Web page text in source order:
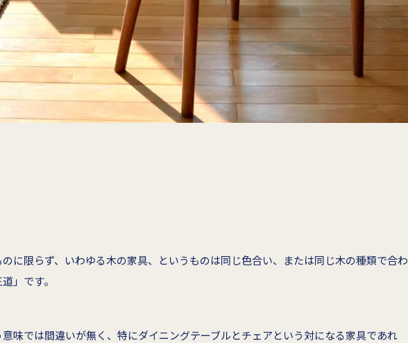
に限らず、いわゆる木の家具、というものは同じ色合い、または同じ木の種類で合わ
」です。
味では間違いが無く、特にダイニングテーブルとチェアという対になる家具であれ